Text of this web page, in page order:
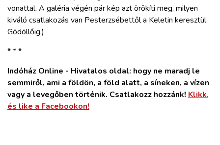
vonattal. A galéria végén pár kép azt örökíti meg, milyen
kiváló csatlakozás van Pesterzsébettől a Keletin keresztül
Gödöllőig.)
* * *
Indóház Online - Hivatalos oldal: hogy ne maradj le
semmiről, ami a földön, a föld alatt, a síneken, a vízen
vagy a levegőben történik. Csatlakozz hozzánk! Klikk,
és like a Facebookon!